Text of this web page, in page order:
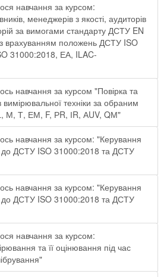
навчання за курсом:
менеджерів з якості, аудиторів
за вимогами стандарту ДСТУ EN
врахуванням положень ДСТУ ISO
31000:2018, ЕА, ILAC-
навчання за курсом "Повірка та
вимірювальної техніки за обраним
М, Т, ЕМ, F, РR, ІR, АUV, QМ"
навчання за курсом: "Керування
до ДСТУ ISO 31000:2018 та ДСТУ
навчання за курсом: "Керування
до ДСТУ ISO 31000:2018 та ДСТУ
навчання за курсом:
та її оцінювання під час